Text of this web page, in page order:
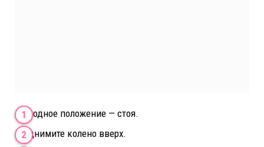
Исходное положение — стоя.
Поднимите колено вверх.